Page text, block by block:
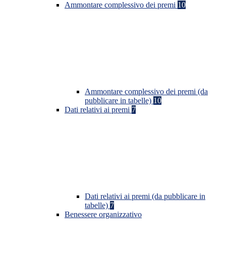
Ammontare complessivo dei premi 10
Ammontare complessivo dei premi (da
pubblicare in tabelle) 10
Dati relativi ai premi 7
Dati relativi ai premi (da pubblicare in
tabelle) 7
Benessere organizzativo